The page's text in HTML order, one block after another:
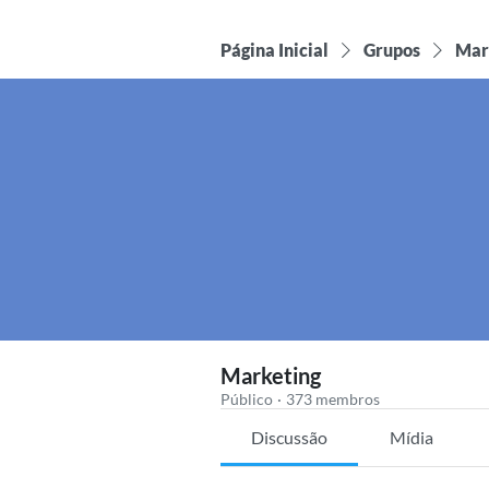
Página Inicial Grupos
Marketing
Público · 373 membros
Discussão Mídia